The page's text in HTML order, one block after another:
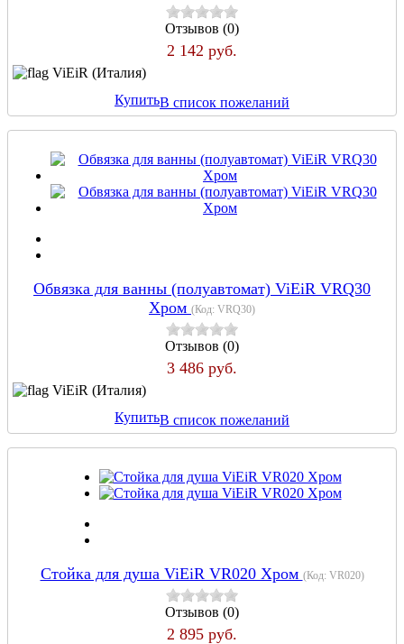
Отзывов (0)
2 142 руб.
ViEiR (Италия)
КупитьВ список пожеланий
Обвязка для ванны (полуавтомат) ViEiR VRQ30
Хром (Код: VRQ30)
Отзывов (0)
3 486 руб.
ViEiR (Италия)
КупитьВ список пожеланий
Стойка для душа ViEiR VR020 Хром (Код: VR020)
Отзывов (0)
2 895 руб.